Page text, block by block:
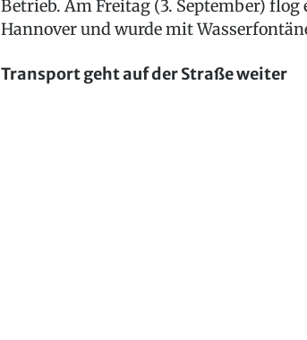
Betrieb. Am Freitag (3. September) flog
Hannover und wurde mit
Transport geht auf der Straße weiter